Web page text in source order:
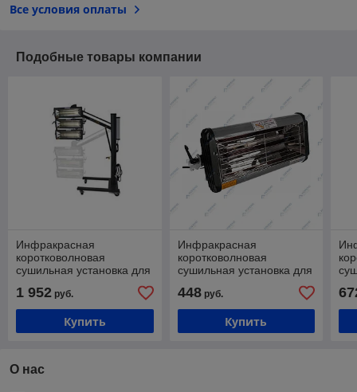
Все условия оплаты
Подобные товары компании
Инфракрасная
коротковолновая
сушильная установка для
Хорекс Авто HZ 19.4.106
1 952 руб.
Купить
Инфракрасная
коротковолновая
сушильная установка для
стойки) Хорекс Авто HZ
19.4.000
448руб.
Купить
О нас